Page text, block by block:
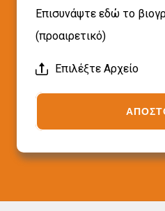
Επισυνάψτε εδώ το
(προαιρετικό)
Επιλέξτε Αρχείο